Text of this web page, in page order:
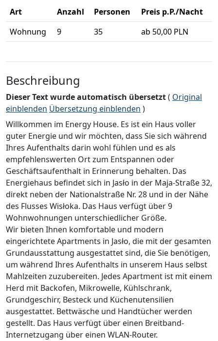
Art Anzahl Personen
Preis p.P./Nacht
Wohnung
9 35 ab 50,00 PLN
Beschreibung
Dieser Text wurde automatisch übersetzt( Original
einblenden Übersetzung einblenden )
Willkommen im Energy House. Es ist ein Haus voller
guter Energie und wir möchten, dass Sie sich während
Ihres Aufenthalts darin wohl fühlen und es als
empfehlenswerten Ort zum Entspannen oder
Geschäftsaufenthalt in Erinnerung behalten. Das
Energiehaus befindet sich in Jasło in der Maja-Straße 32,
direkt neben der Nationalstraße Nr. 28 und in der Nähe
des Flusses Wisłoka. Das Haus verfügt über 9
Wohnwohnungen unterschiedlicher Größe.
Wir bieten Ihnen komfortable und modern
eingerichtete Apartments in Jasło, die mit der gesamten
Grundausstattung ausgestattet sind, die Sie benötigen,
um während Ihres Aufenthalts in unserem Haus selbst
Mahlzeiten zuzubereiten. Jedes Apartment ist mit einem
Herd mit Backofen, Mikrowelle, Kühlschrank,
Grundgeschirr, Besteck und Küchenutensilien
ausgestattet. Bettwäsche und Handtücher werden
gestellt. Das Haus verfügt über einen Breitband-
Internetzugang über einen WLAN-Router.